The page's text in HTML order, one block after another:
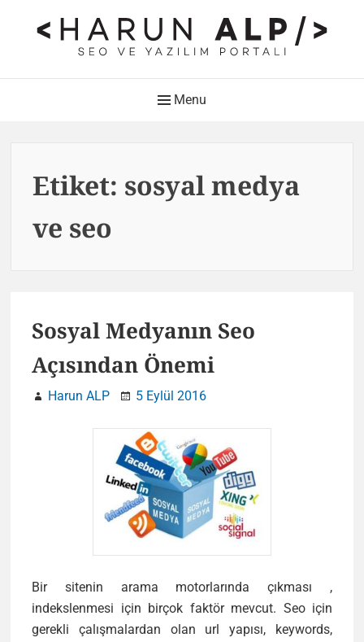
HARUN ALP Kişisel Blog –
SEO ve Yazılım Portalı
Menu
Etiket: sosyal medya
ve seo
Sosyal Medyanın Seo
Açısından Önemi
Harun ALP 5 Eylül 2016
Bir sitenin arama motorlarında çıkması ,
indekslenmesi için birçok faktör mevcut. Seo için
gerekli çalışmalardan olan url yapısı, keywords,